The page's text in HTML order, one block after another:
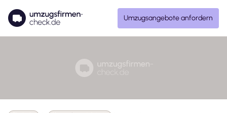
Umzugsangebote anfordern